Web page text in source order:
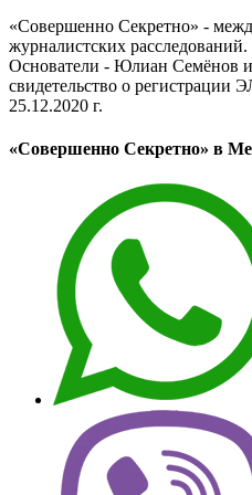
«Совершенно Секретно» -
журналистских расследований.
Основатели - Юлиан Семёнов
свидетельство о
25.12.2020 г.
«Совершенно Секретно» в